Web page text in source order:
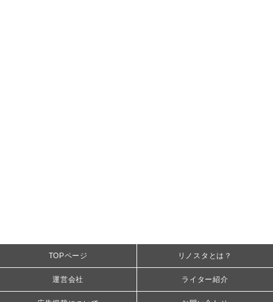
TOPページ リノスタとは？
運営会社 ライター紹介